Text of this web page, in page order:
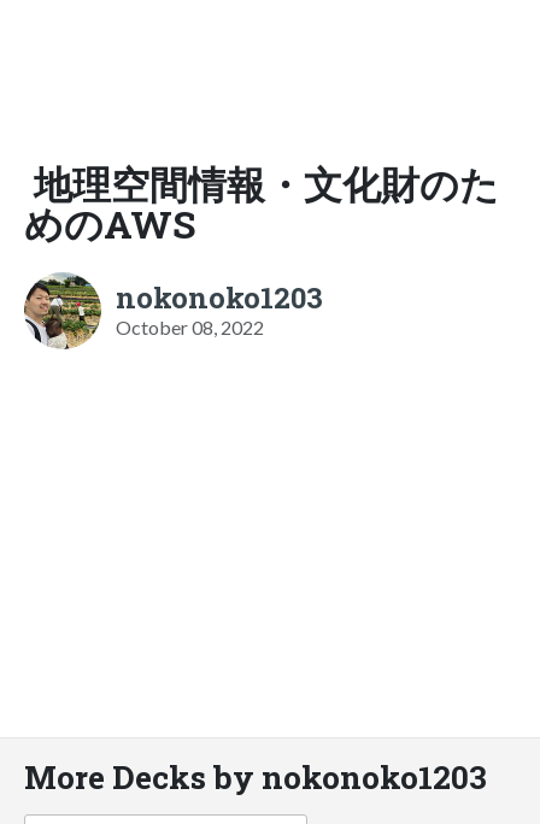
地理空間情報・文化財のた
めのAWS
nokonoko1203
October 08, 2022
More Decks by nokonoko1203